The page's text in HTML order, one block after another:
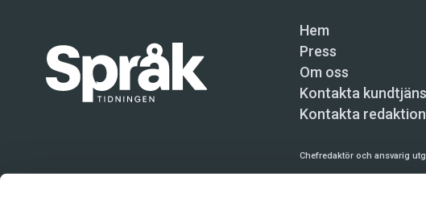
Hem
Press
Om oss
Kontakta
Kontakta
Chefredaktör och ansvarig